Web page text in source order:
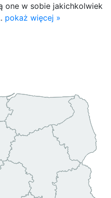
one w sobie jakichkolwiek
pokaż więcej »